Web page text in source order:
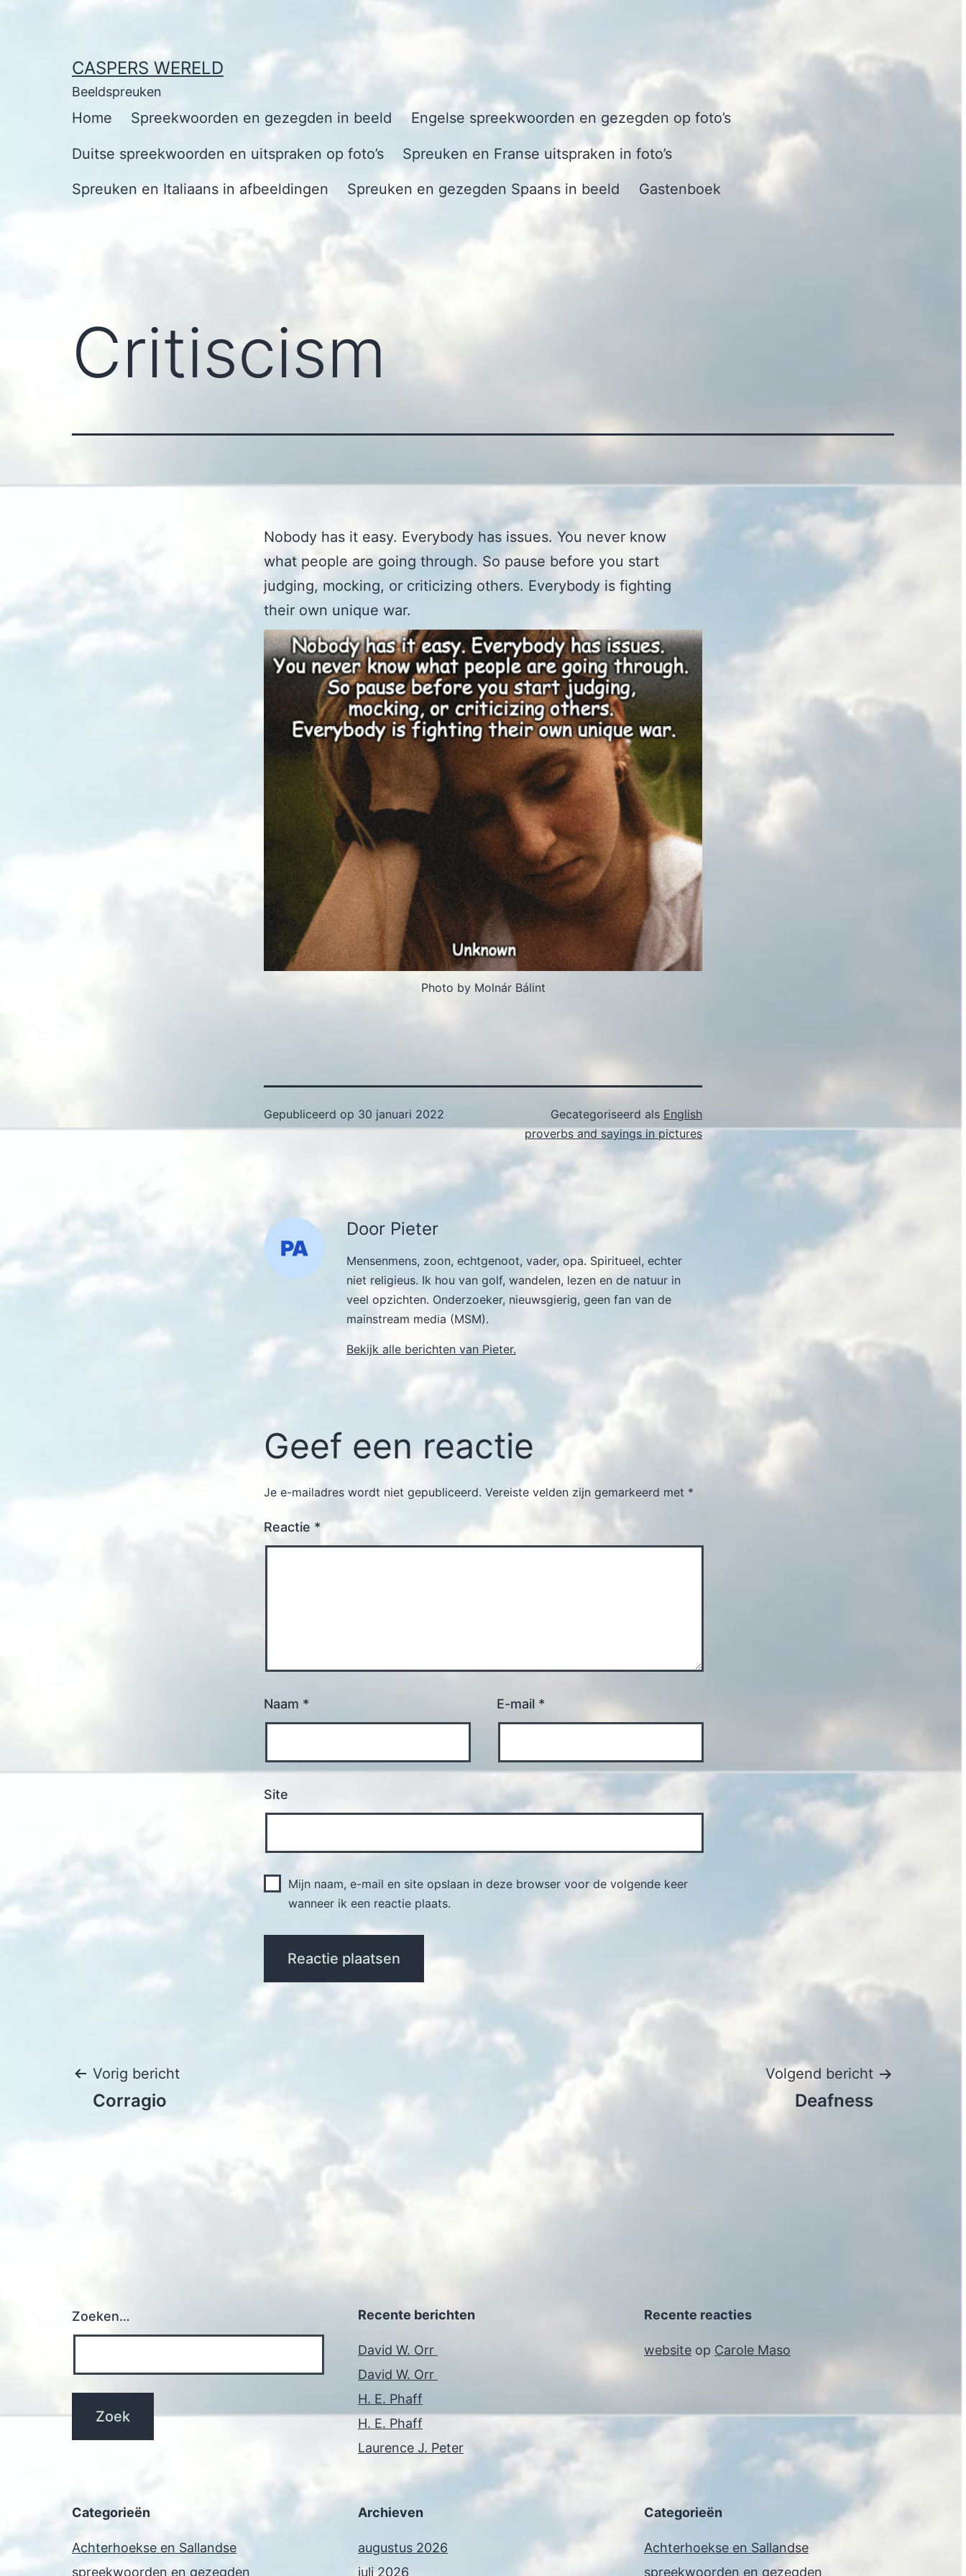
CASPERS WERELD
Beeldspreuken
Home Spreekwoorden en gezegden in beeld Engelse spreekwoorden en gezegden op foto’s
Duitse spreekwoorden en uitspraken op foto’s Spreuken en Franse uitspraken in foto’s
Spreuken en Italiaans in afbeeldingen Spreuken en gezegden Spaans in beeld Gastenboek
Critiscism
Nobody has it easy. Everybody has issues. You never know
what people are going through. So pause before you start
judging, mocking, or criticizing others. Everybody is fighting
their own unique war.
Photo by Molnár Bálint
Gepubliceerd op 30 januari 2022 Gecategoriseerd als English
proverbs and sayings in pictures
Door Pieter
Mensenmens, zoon, echtgenoot, vader, opa. Spiritueel, echter
niet religieus. Ik hou van golf, wandelen, lezen en de natuur in
veel opzichten. Onderzoeker, nieuwsgierig, geen fan van de
mainstream media (MSM).
Bekijk alle berichten van Pieter.
Geef een reactie
Je e-mailadres wordt niet gepubliceerd. Vereiste velden zijn gemarkeerd met *
Reactie *
Naam * E-mail *
Site
Mijn naam, e-mail en site opslaan in deze browser voor de volgende keer
wanneer ik een reactie plaats.
Bericht
navigatie
Vorig bericht
Corragio
Volgend bericht
Deafness
Zoeken… Recente berichten
David W. Orr
David W. Orr
H. E. Phaff
H. E. Phaff
Laurence J. Peter
Recente reacties
website op Carole Maso
Categorieën
Achterhoekse en Sallandse
spreekwoorden en gezegden
Archieven
augustus 2026
juli 2026
Categorieën
Achterhoekse en Sallandse
spreekwoorden en gezegden